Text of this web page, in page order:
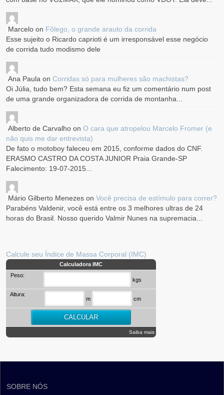
Marcelo on Fôlego, o grande arauto da corrida
Esse sujeito o Ricardo caprioti é um irresponsável esse negócio
de corrida tudo modismo dele
Ana Paula onCorridas só para mulheres são machistas?
Oi Júlia, tudo bem? Esta semana eu fiz um comentário num post
de uma grande organizadora de corrida de montanha...
Alberto de Carvalho onO cara que atropelou Marcelo Fromer (e
não quis me dar entrevista)
De fato o motoboy faleceu em 2015, conforme dados do CNF.
ERASMO CASTRO DA COSTA JUNIOR Praia Grande-SP
Falecimento: 19-07-2015...
Mário Gilberto Menezes onVocê precisa de estímulo para correr?
Parabéns Valdenir, você está entre os 3 melhores ultras de 24
horas do Brasil. Nosso querido Valmir Nunes na supremacia...
Calcule seu Índice de Massa Corporal (IMC)
Calculadora IMC
Peso:
kgs
Altura:
m cm
Saiba mais
SOBRE NÓS